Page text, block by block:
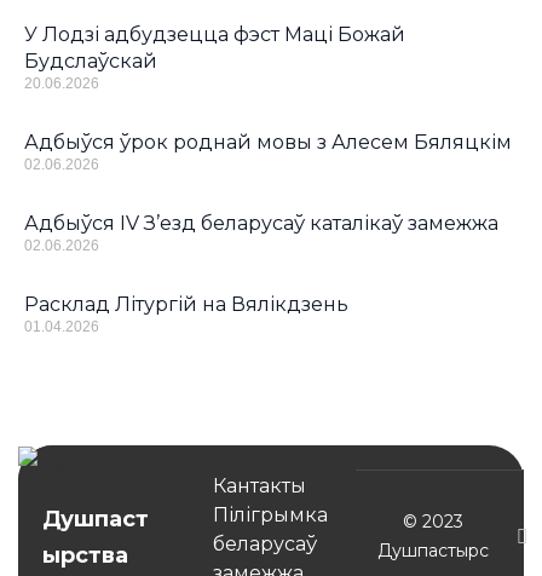
У Лодзі адбудзецца фэст Маці Божай
Будслаўскай
20.06.2026
Адбыўся ўрок роднай мовы з Алесем Бяляцкім
02.06.2026
Адбыўся IV З’езд беларусаў каталікаў замежжа
02.06.2026
Расклад Літургій на Вялікдзень
01.04.2026
Душпаст
ырства
Кантакты
Пілігрымка
беларусаў
© 2023
Душпастырс